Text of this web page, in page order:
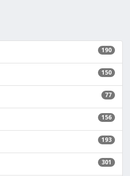
190
150
77
156
193
301